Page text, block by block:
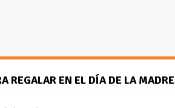
REGALAR EN EL DÍA DE LA MADRE